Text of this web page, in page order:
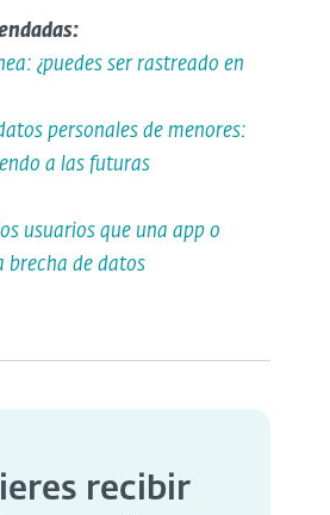
¿puedes ser rastreado en
personales de menores:
a las futuras
usuarios que una app o
brecha de datos
recibir